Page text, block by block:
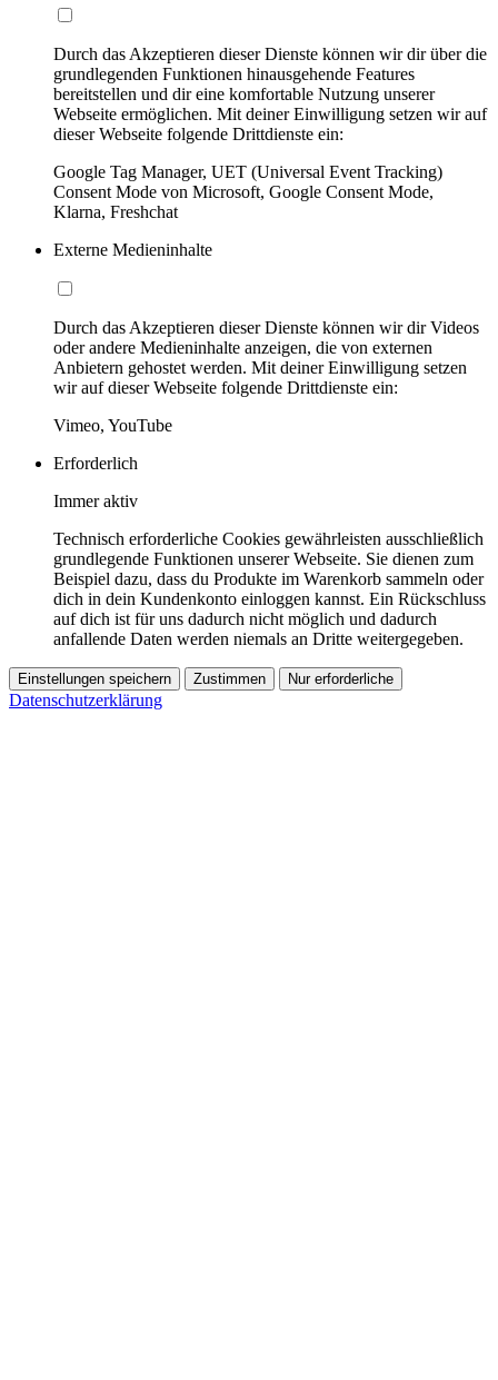
Durch das Akzeptieren dieser Dienste können wir dir über die
grundlegenden Funktionen hinausgehende Features
bereitstellen und dir eine komfortable Nutzung unserer
Webseite ermöglichen. Mit deiner Einwilligung setzen wir auf
dieser Webseite folgende Drittdienste ein:
Google Tag Manager, UET (Universal Event Tracking)
Consent Mode von Microsoft, Google Consent Mode,
Klarna, Freshchat
Externe Medieninhalte
Durch das Akzeptieren dieser Dienste können wir dir Videos
oder andere Medieninhalte anzeigen, die von externen
Anbietern gehostet werden. Mit deiner Einwilligung setzen
wir auf dieser Webseite folgende Drittdienste ein:
Vimeo, YouTube
Erforderlich
Immer aktiv
Technisch erforderliche Cookies gewährleisten ausschließlich
grundlegende Funktionen unserer Webseite. Sie dienen zum
Beispiel dazu, dass du Produkte im Warenkorb sammeln oder
dich in dein Kundenkonto einloggen kannst. Ein Rückschluss
auf dich ist für uns dadurch nicht möglich und dadurch
anfallende Daten werden niemals an Dritte weitergegeben.
Einstellungen speichern Zustimmen Nur erforderliche
Datenschutzerklärung